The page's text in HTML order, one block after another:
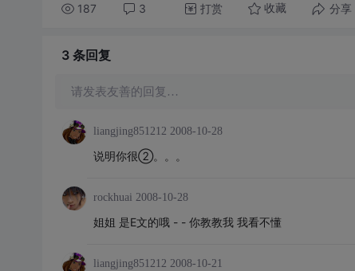
187 3 打赏 收藏 分享
3 条回复
请发表友善的回复…
liangjing851212 2008-10-28
说明你很②。。。
rockhuai 2008-10-28
姐姐 是E文的哦 - - 你教教我 我看不懂
liangjing851212 2008-10-21